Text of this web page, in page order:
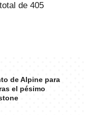
de 405
de Alpine para
el pésimo